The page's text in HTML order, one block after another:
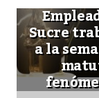
Sucre
a la